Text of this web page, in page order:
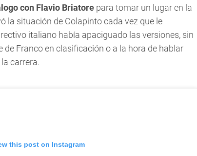
con Flavio Briatore para tomar un lugar en la
la situación de Colapinto cada vez que le
italiano había apaciguado las versiones, sin
Franco en clasificación o a la hora de hablar
carrera.
this post on Instagram